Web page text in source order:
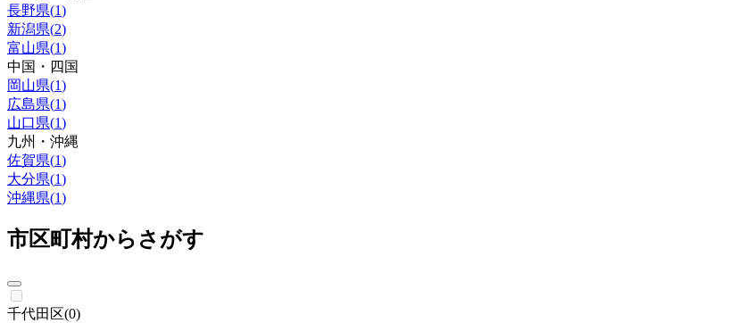
長野県(1)
新潟県(2)
富山県(1)
中国・四国
岡山県(1)
広島県(1)
山口県(1)
九州・沖縄
佐賀県(1)
大分県(1)
沖縄県(1)
市区町村からさがす
千代田区(0)